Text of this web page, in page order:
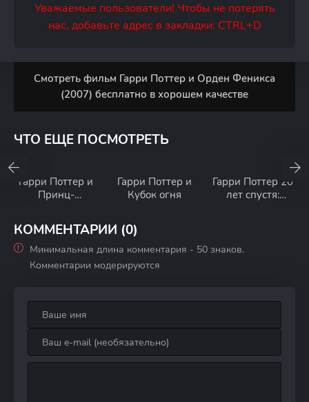
Уважаемые пользователи! Чтобы не потерять
нас, добавьте адрес в закладки: CTRL+D
Смотреть фильм Гарри Поттер и Орден Феникса
(2007) бесплатно в хорошем качестве
ЧТО ЕЩЕ ПОСМОТРЕТЬ
Гарри Поттер и
Принц-
Гарри Поттер и
Кубок огня
Гарри Поттер 20
лет спустя:
КОММЕНТАРИИ (0)
Минимальная длина комментария - 50 знаков.
Комментарии модерируются